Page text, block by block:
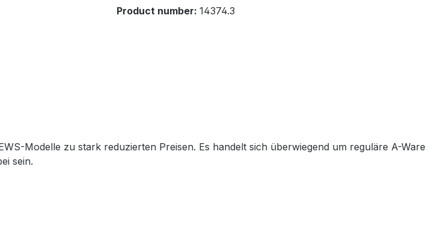
Product number: 14374.3
Modelle zu stark reduzierten Preisen. Es handelt sich überwiegend um reguläre A-Ware
sein.